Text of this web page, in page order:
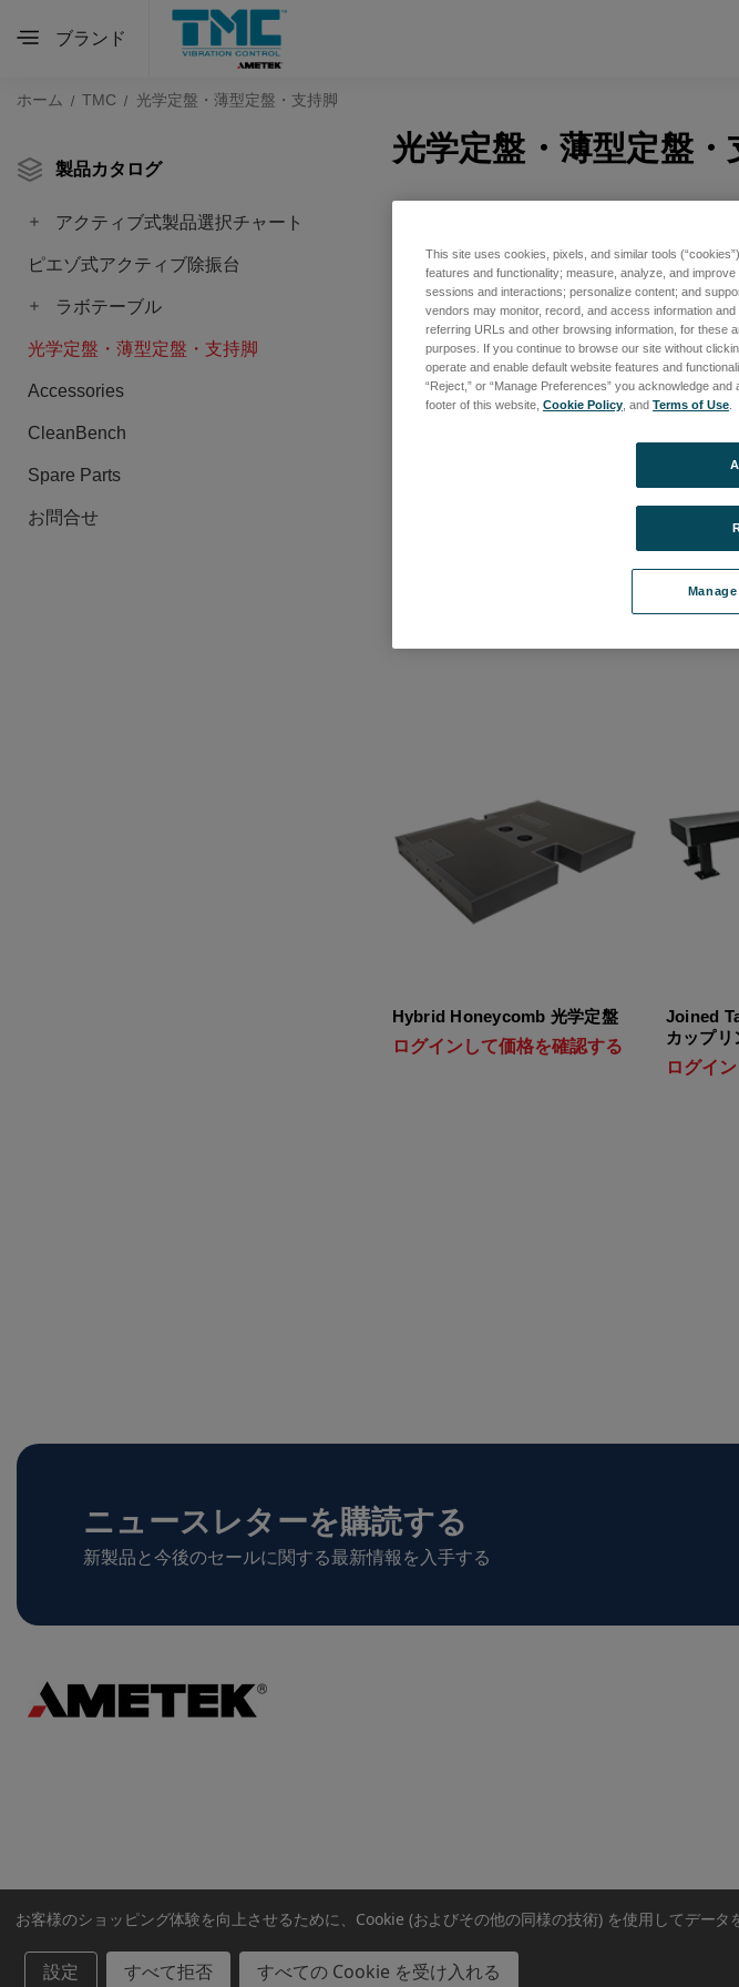
ブランド
ホーム TMC 光学定盤・薄型定盤・支持脚
製品カタログ
アクティブ式製品選択チャート
ピエゾ式アクティブ除振台
ラボテーブル
光学定盤・薄型定盤・支持脚
Accessories
CleanBench
Spare Parts
お問合せ
光学定盤・薄型定盤・
ログイ
Hybrid Honeycomb 光学定盤
ログインして価格を確認する
Joined
カップリ
ログイ
ニュースレターを購読する
新製品と今後のセールに関する最新情報を入手する
著作権 © 2026 アメテックウェブストア. すべての著作権は保護されています
お客様のショッピング体験を向上させるために、Cookie (およびその他の同様の技術) を使用してデータ
設定 すべて拒否 すべての Cookie を受け入れる
This site uses cookies, pixels, and similar tools
features and functionality; measure, analyze, and
sessions and interactions; personalize content; and
vendors may monitor, record, and access information
referring URLs and other browsing information, for these
purposes. If you continue to browse our site without
operate and enable default website features and
“Reject,” or “Manage Preferences” you acknowledge
footer of this website, Cookie Policy , and Terms of Use